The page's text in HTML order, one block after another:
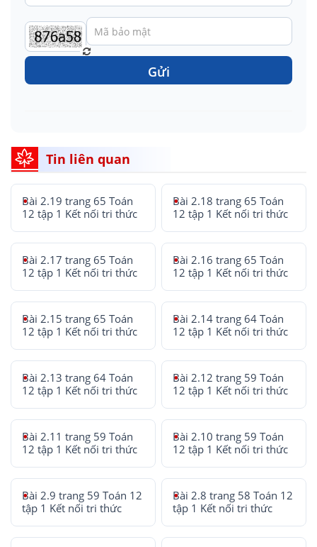
Gửi
Tin liên quan
Bài 2.19 trang 65 Toán
12 tập 1 Kết nối tri thức
Bài 2.18 trang 65 Toán
12 tập 1 Kết nối tri thức
Bài 2.17 trang 65 Toán
12 tập 1 Kết nối tri thức
Bài 2.16 trang 65 Toán
12 tập 1 Kết nối tri thức
Bài 2.15 trang 65 Toán
12 tập 1 Kết nối tri thức
Bài 2.14 trang 64 Toán
12 tập 1 Kết nối tri thức
Bài 2.13 trang 64 Toán
12 tập 1 Kết nối tri thức
Bài 2.12 trang 59 Toán
12 tập 1 Kết nối tri thức
Bài 2.11 trang 59 Toán
12 tập 1 Kết nối tri thức
Bài 2.10 trang 59 Toán
12 tập 1 Kết nối tri thức
Bài 2.9 trang 59 Toán 12
tập 1 Kết nối tri thức
Bài 2.8 trang 58 Toán 12
tập 1 Kết nối tri thức